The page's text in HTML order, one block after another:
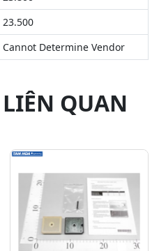
23.500
Cannot Determine Vendor
QUAN